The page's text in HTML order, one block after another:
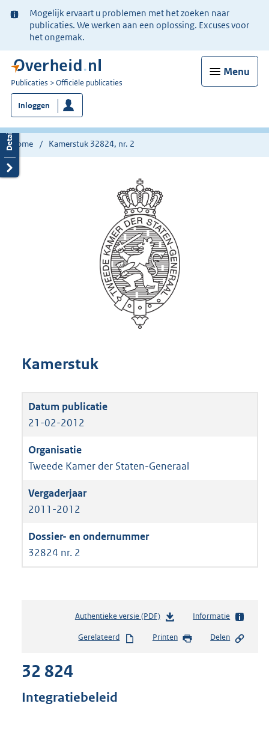
Ter
informatie:
Mogelijk ervaart u problemen met het zoeken naar
publicaties. We werken aan een oplossing. Excuses voor
het ongemak.
Menu
U
bent
nu
hier:
Publicaties Officiële publicaties
Inloggen
Home Kamerstuk 32824, nr. 2
Kamerstuk
21-02-2012
Tweede Kamer der Staten-Generaal
2011-2012
32824 nr. 2
Authentieke versie (PDF)b
s
Informatie
Gerelateerd Printen Delen
32 824
Integratiebeleid